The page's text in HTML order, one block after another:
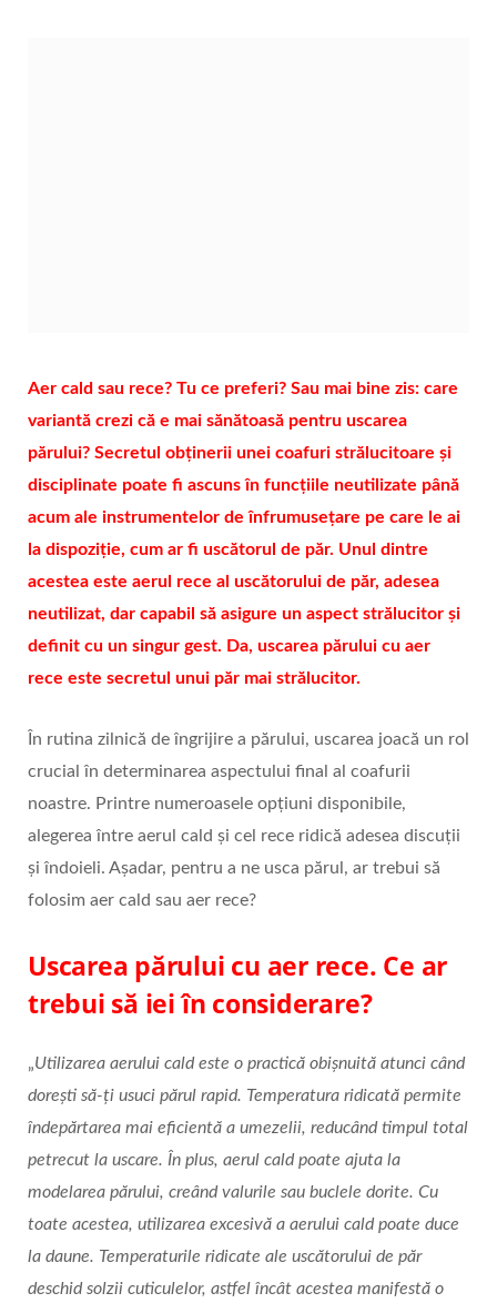
Aer cald sau rece? Tu ce preferi? Sau mai bine zis: care
variantă crezi că e mai sănătoasă pentru uscarea
părului? Secretul obținerii unei coafuri strălucitoare și
disciplinate poate fi ascuns în funcțiile neutilizate până
acum ale instrumentelor de înfrumusețare pe care le ai
la dispoziție, cum ar fi uscătorul de păr. Unul dintre
acestea este aerul rece al uscătorului de păr, adesea
neutilizat, dar capabil să asigure un aspect strălucitor și
definit cu un singur gest. Da, uscarea părului cu aer
rece este secretul unui păr mai strălucitor.
În rutina zilnică de îngrijire a părului, uscarea joacă un rol
crucial în determinarea aspectului final al coafurii
noastre. Printre numeroasele opțiuni disponibile,
alegerea între aerul cald și cel rece ridică adesea discuții
și îndoieli. Așadar, pentru a ne usca părul, ar trebui să
folosim aer cald sau aer rece?
Uscarea părului cu aer rece. Ce ar
trebui să iei în considerare?
„Utilizarea aerului cald este o practică obișnuită atunci când
dorești să-ți usuci părul rapid. Temperatura ridicată permite
îndepărtarea mai eficientă a umezelii, reducând timpul total
petrecut la uscare. În plus, aerul cald poate ajuta la
modelarea părului, creând valurile sau buclele dorite. Cu
toate acestea, utilizarea excesivă a aerului cald poate duce
la daune. Temperaturile ridicate ale uscătorului de păr
deschid solzii cuticulelor, astfel încât acestea manifestă o